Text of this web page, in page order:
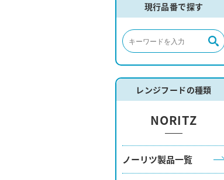
現行品番で探す
レンジフードの種類
NORITZ
ノーリツ製品一覧